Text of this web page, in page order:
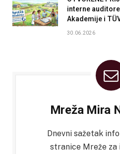
interne
Akademije i
30.06.2026
Mreža Mira
Dnevni sažetak
stranice Mreže za